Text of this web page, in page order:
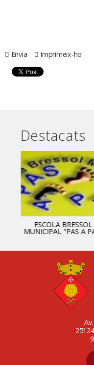
Envia Imprimeix-ho
Destacats
ESCOLA BRESSOL
MUNICIPAL "PAS A